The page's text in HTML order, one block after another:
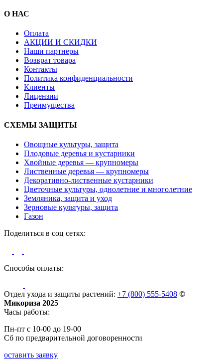
О НАС
Оплата
АКЦИИ И СКИДКИ
Наши партнеры
Возврат товара
Контакты
Политика конфиденциальности
Клиенты
Лицензии
Преимущества
СХЕМЫ ЗАЩИТЫ
Овощные культуры, защита
Плодовые деревья и кустарники
Хвойные деревья — крупномеры
Лиственные деревья — крупномеры
Декоративно-лиственные кустарники
Цветочные культуры, однолетние и многолетние
Земляника, защита и уход
Зерновые культуры, защита
Газон
Поделиться в соц сетях:
Способы оплаты:
Отдел ухода и защиты растений: +7 (800) 555-5408 ©
Микориза 2025
Часы работы:
Пн-пт с 10-00 до 19-00
Сб по предварительной договоренности
оставить заявку